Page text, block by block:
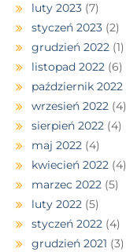
luty 2023 (7)
styczeń 2023 (2)
grudzień 2022 (1)
listopad 2022 (6)
październik 2022
wrzesień 2022 (4)
sierpień 2022 (4)
maj 2022 (4)
kwiecień 2022 (4)
marzec 2022 (5)
luty 2022 (5)
styczeń 2022 (4)
grudzień 2021 (3)